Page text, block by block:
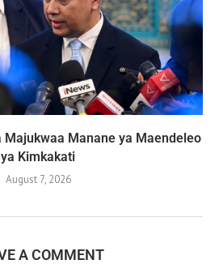
Majukwaa Manane ya Maendeleo
ya Kimkakati
August 7, 2026
A COMMENT